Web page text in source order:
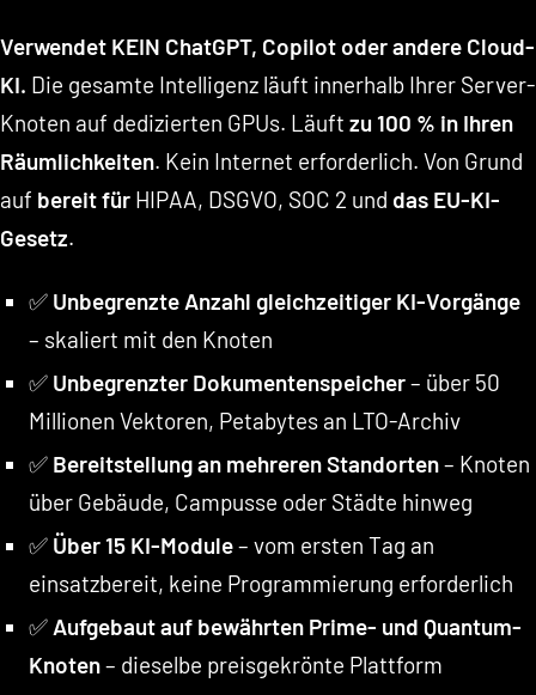
Verwendet KEIN ChatGPT, Copilot oder andere Cloud-
KI. Die gesamte Intelligenz läuft innerhalb Ihrer Server-
Knoten auf dedizierten GPUs. Läuft zu 100 % in Ihren
Räumlichkeiten. Kein Internet erforderlich. Von Grund
auf bereit für HIPAA, DSGVO, SOC 2 und das EU-KI-
Gesetz.
✅ Unbegrenzte Anzahl gleichzeitiger KI-Vorgänge
– skaliert mit den Knoten
✅ Unbegrenzter Dokumentenspeicher– über 50
Millionen Vektoren, Petabytes an LTO-Archiv
✅ Bereitstellung an mehreren Standorten– Knoten
über Gebäude, Campusse oder Städte hinweg
✅ Über 15 KI-Module– vom ersten Tag an
einsatzbereit, keine Programmierung erforderlich
✅ Aufgebaut auf bewährten Prime- und Quantum-
Knoten– dieselbe preisgekrönte Plattform